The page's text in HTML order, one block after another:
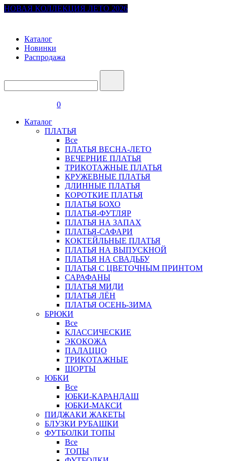
НОВАЯ КОЛЛЕКЦИЯ ЛЕТО 2026
Каталог
Новинки
Распродажа
0
Каталог
ПЛАТЬЯ
Все
ПЛАТЬЯ ВЕСНА-ЛЕТО
ВЕЧЕРНИЕ ПЛАТЬЯ
ТРИКОТАЖНЫЕ ПЛАТЬЯ
КРУЖЕВНЫЕ ПЛАТЬЯ
ДЛИННЫЕ ПЛАТЬЯ
КОРОТКИЕ ПЛАТЬЯ
ПЛАТЬЯ БОХО
ПЛАТЬЯ-ФУТЛЯР
ПЛАТЬЯ НА ЗАПАХ
ПЛАТЬЯ-САФАРИ
КОКТЕЙЛЬНЫЕ ПЛАТЬЯ
ПЛАТЬЯ НА ВЫПУСКНОЙ
ПЛАТЬЯ НА СВАДЬБУ
ПЛАТЬЯ С ЦВЕТОЧНЫМ ПРИНТОМ
САРАФАНЫ
ПЛАТЬЯ МИДИ
ПЛАТЬЯ ЛЁН
ПЛАТЬЯ ОСЕНЬ-ЗИМА
БРЮКИ
Все
КЛАССИЧЕСКИЕ
ЭКОКОЖА
ПАЛАЦЦО
ТРИКОТАЖНЫЕ
ШОРТЫ
ЮБКИ
Все
ЮБКИ-КАРАНДАШ
ЮБКИ-МАКСИ
ПИДЖАКИ ЖАКЕТЫ
БЛУЗКИ РУБАШКИ
ФУТБОЛКИ ТОПЫ
Все
ТОПЫ